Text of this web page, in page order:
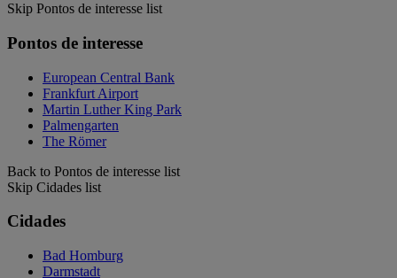
Skip Pontos de interesse list
Pontos de interesse
European Central Bank
Frankfurt Airport
Martin Luther King Park
Palmengarten
The Römer
Back to Pontos de interesse list
Skip Cidades list
Cidades
Bad Homburg
Darmstadt